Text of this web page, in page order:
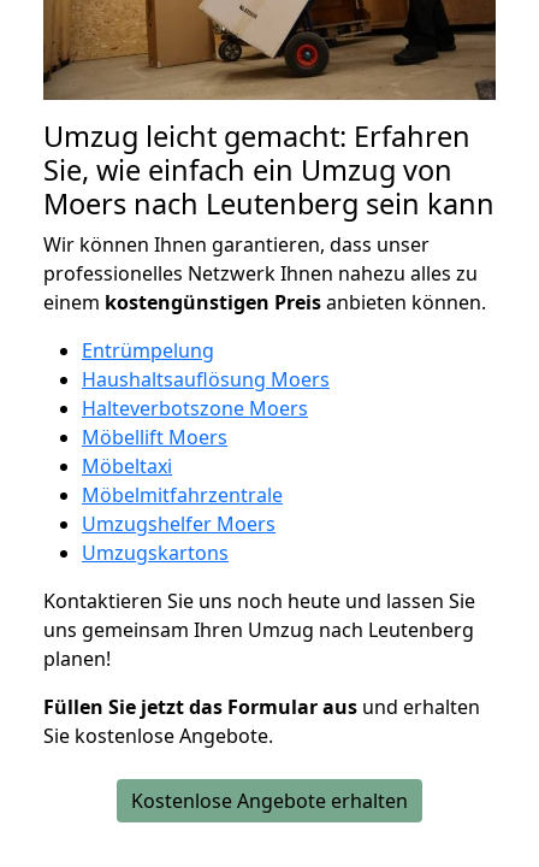
Umzug leicht gemacht: Erfahren
Sie, wie einfach ein Umzug von
Moers nach Leutenberg sein kann
Wir können Ihnen garantieren, dass unser
professionelles Netzwerk Ihnen nahezu alles zu
einem kostengünstigen Preisanbieten können.
Entrümpelung
Haushaltsauflösung Moers
Halteverbotszone Moers
Möbellift Moers
Möbeltaxi
Möbelmitfahrzentrale
Umzugshelfer Moers
Umzugskartons
Kontaktieren Sie uns noch heute und lassen Sie
uns gemeinsam Ihren Umzug nach Leutenberg
planen!
Füllen Sie jetzt das Formular aus und erhalten
Sie kostenlose Angebote.
Kostenlose Angebote erhalten